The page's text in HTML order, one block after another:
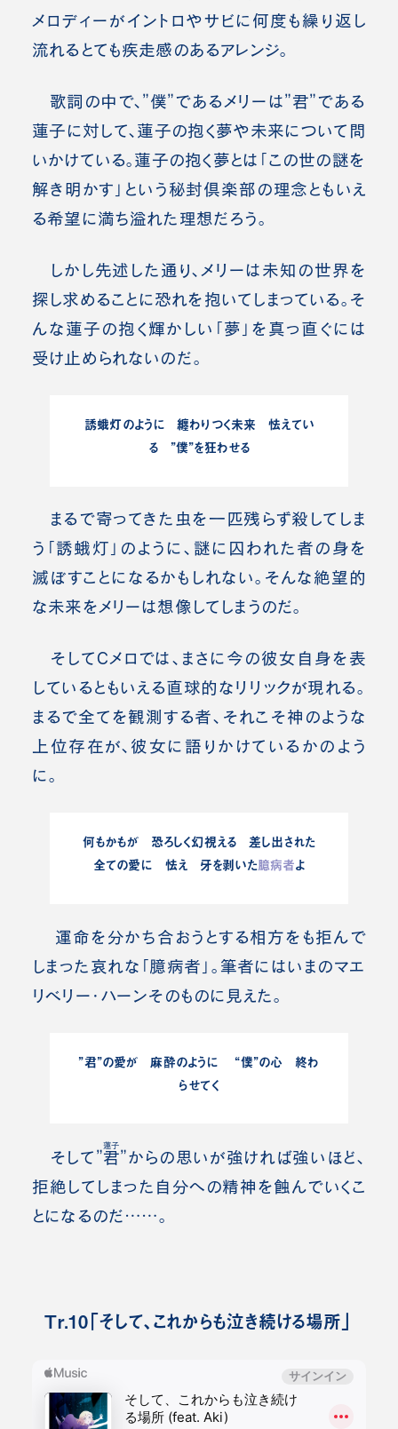
メロディーがイントロやサビに何度も繰り返し
流れるとても疾走感のあるアレンジ。
歌詞の中で、”僕”であるメリーは”君”である
蓮子に対して、蓮子の抱く夢や未来について問
いかけている。 蓮子の抱く夢とは「この世の謎を
解き明かす」という秘封倶楽部の理念ともいえ
る希望に満ち溢れた理想だろう。
しかし先述した通り、メリーは未知の世界を
探し求めることに恐れを抱いてしまっている。そ
んな蓮子の抱く輝かしい「夢」を真っ直ぐには
受け止められないのだ。
誘蛾灯のように 纏わりつく未来 怯えてい
る ”僕”を狂わせる
まるで寄ってきた虫を一匹残らず殺してしま
う「誘蛾灯」のように、謎に囚われた者の身を
滅ぼすことになるかもしれない。そんな絶望的
な未来をメリーは想像してしまうのだ。
そしてCメロでは、まさに今の彼女自身を表
しているともいえる直球的なリリックが現れる。
まるで全てを観測する者、それこそ神のような
上位存在が、彼女に語りかけているかのよう
に。
何もかもが 恐ろしく幻視える 差し出された
全ての愛に 怯え 牙を剥いた臆病者よ
運命を分かち合おうとする相方をも拒んで
しまった哀れな「臆病者」。筆者にはいまのマエ
リベリー・ハーンそのものに見えた。
”君”の愛が 麻酔のように “僕”の心 終わ
らせてく
そして”君
蓮子
”からの思いが強ければ強いほど、
拒絶してしまった自分への精神を蝕んでいくこ
とになるのだ……。
Tr.10「そして、これからも泣き続ける場所」